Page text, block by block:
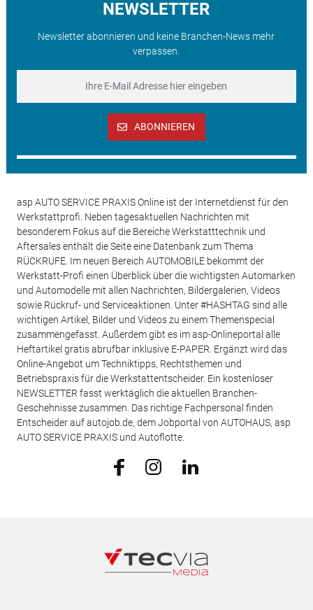
NEWSLETTER
Newsletter abonnieren und keine Branchen-News mehr
verpassen.
ABONNIEREN
asp AUTO SERVICE PRAXIS Online ist der Internetdienst für den
Werkstattprofi. Neben tagesaktuellen Nachrichten mit
besonderem Fokus auf die Bereiche Werkstatttechnik und
Aftersales enthält die Seite eine Datenbank zum Thema
RÜCKRUFE. Im neuen Bereich AUTOMOBILE bekommt der
Werkstatt-Profi einen Überblick über die wichtigsten Automarken
und Automodelle mit allen Nachrichten, Bildergalerien, Videos
sowie Rückruf- und Serviceaktionen. Unter #HASHTAG sind alle
wichtigen Artikel, Bilder und Videos zu einem Themenspecial
zusammengefasst. Außerdem gibt es im asp-Onlineportal alle
Heftartikel gratis abrufbar inklusive E-PAPER. Ergänzt wird das
Online-Angebot um Techniktipps, Rechtsthemen und
Betriebspraxis für die Werkstattentscheider. Ein kostenloser
NEWSLETTER fasst werktäglich die aktuellen Branchen-
Geschehnisse zusammen. Das richtige Fachpersonal finden
Entscheider auf autojob.de, dem Jobportal von AUTOHAUS, asp
AUTO SERVICE PRAXIS und Autoflotte.